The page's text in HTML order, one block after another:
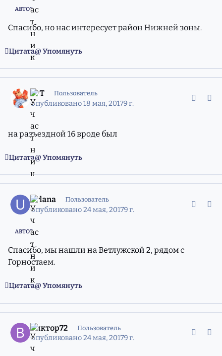
АВТОР
Спасибо, но нас интересует район Нижней зоны.
Цитата Упомянуть
aPT Пользователь
Опубликовано18 мая, 20179 г.
на разъездной 16 вроде был
Цитата Упомянуть
Urlana Пользователь
Опубликовано24 мая, 20179 г.
АВТОР
Спасибо, мы нашли на Ветлужской 2, рядом с
Горностаем.
Цитата Упомянуть
Виктор72 Пользователь
Опубликовано24 мая, 20179 г.